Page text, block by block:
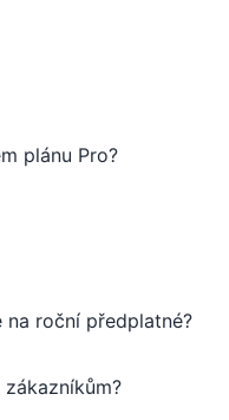
plánu Pro?
roční předplatné?